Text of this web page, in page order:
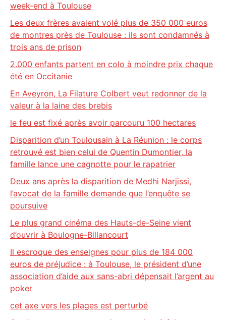
week-end à Toulouse
Les deux frères avaient volé plus de 350 000 euros
de montres près de Toulouse : ils sont condamnés à
trois ans de prison
2.000 enfants partent en colo à moindre prix chaque
été en Occitanie
En Aveyron, La Filature Colbert veut redonner de la
valeur à la laine des brebis
le feu est fixé après avoir parcouru 100 hectares
Disparition d’un Toulousain à La Réunion : le corps
retrouvé est bien celui de Quentin Dumontier, la
famille lance une cagnotte pour le rapatrier
Deux ans après la disparition de Medhi Narjissi,
l’avocat de la famille demande que l’enquête se
poursuive
Le plus grand cinéma des Hauts-de-Seine vient
d’ouvrir à Boulogne-Billancourt
Il escroque des enseignes pour plus de 184 000
euros de préjudice : à Toulouse, le président d’une
association d’aide aux sans-abri dépensait l’argent au
poker
cet axe vers les plages est perturbé